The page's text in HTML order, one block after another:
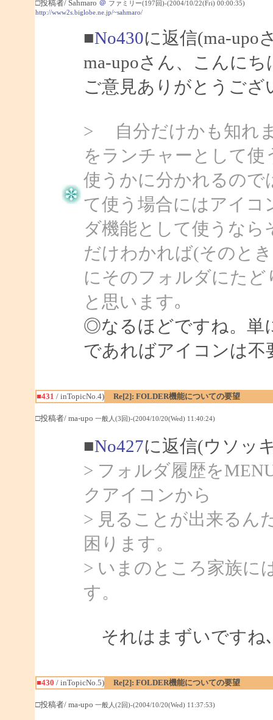
□投稿者/ Sahmaro ＠ ファミリー(197回)-(2004/10/22(Fri) 00:00:35)
http://www2s.biglobe.ne.jp/~sahmaro/
■No430に返信(ma-upo
ma-upoさん、こんにち
ご意見ありがとうござ
> 自分だけかも知れ
をランチャーとして
使うかに分かれるの
て使う場合にはアイコ
ダ機能として使うな
だけわかれば(そのと
にそのフォルダにた
と思います｡
◎なるほどですね。単
であればアイコンは不
■431 / inTopicNo.4) Re[2]: FOLDER機能についての要望
□投稿者/ ma-upo 一般人(3回)-(2004/10/20(Wed) 11:40:24)
■No427に返信(ウソッ
> フォルダ履歴を
クアイコンから
> 見ることが出来るん
困ります。
> いまのところ家族に
す。
それはまずいですね
■430 / inTopicNo.5) Re[2]: FOLDER機能についての要望
□投稿者/ ma-upo 一般人(2回)-(2004/10/20(Wed) 11:37:53)